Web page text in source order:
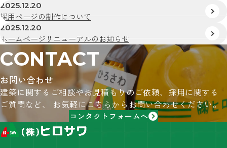
2025.12.20
採用ページの制作について
2025.12.20
ホームページリニューアルのお知らせ
CONTACT
お問い合わせ
建築に関するご相談やお見積もりのご依頼、採用に関する
ご質問など、
お気軽にこちらからお問い合わせください。
コンタクトフォームへ